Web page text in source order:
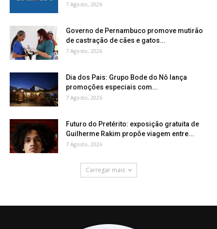
7 Agosto, 2026
Governo de Pernambuco promove mutirão
de castração de cães e gatos...
7 Agosto, 2026
Dia dos Pais: Grupo Bode do Nô lança
promoções especiais com...
7 Agosto, 2026
Futuro do Pretérito: exposição gratuita de
Guilherme Rakim propõe viagem entre...
7 Agosto, 2026
Carregar mais